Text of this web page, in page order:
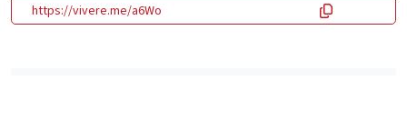
https://vivere.me/a6Wo